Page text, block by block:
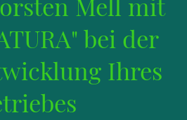
bei der
Ihres